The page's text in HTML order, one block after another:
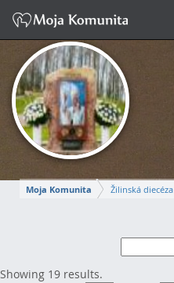
Moja Komunita Žilinská diecéza
MARCELA
Showing 19 results.